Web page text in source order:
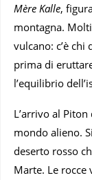
Mère Kalle,
montagna.
vulcano: c’è chi
prima di
l’equilibrio
L’arrivo al
mondo alieno.
deserto rosso
Marte. Le